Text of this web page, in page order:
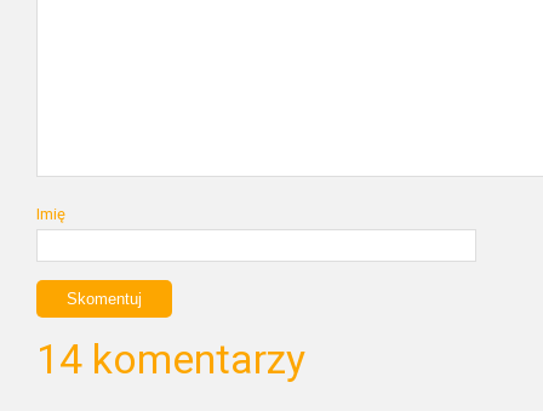
Imię
14 komentarzy